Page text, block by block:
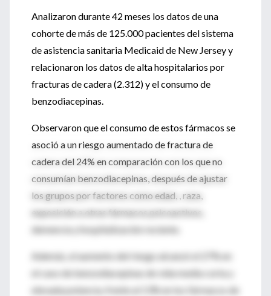
Analizaron durante 42 meses los datos de una
cohorte de más de 125.000 pacientes del sistema
de asistencia sanitaria Medicaid de New Jersey y
relacionaron los datos de alta hospitalarios por
fracturas de cadera (2.312) y el consumo de
benzodiacepinas.
Observaron que el consumo de estos fármacos se
asoció a un riesgo aumentado de fractura de
cadera del 24% en comparación con los que no
consumían benzodiacepinas, después de ajustar
los grupos por factores como edad, , raza,
exposición a otras fármacos psicoactivos,
demencia y hospitalización reciente.
Además, el aumento del riesgo alcanzó el 27% en
el caso de benzodiacepinas de vida media corta y
elevada potencia, frente al 13% en los fármacos de